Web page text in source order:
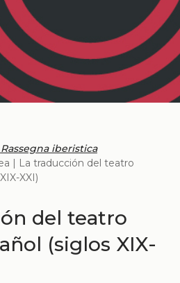
Rassegna iberistica
| La traducción del teatro
XXI)
del teatro
(siglos XIX-